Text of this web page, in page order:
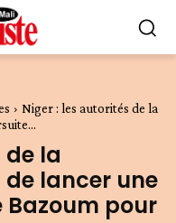
Niger : les autorités de la
de la
lancer une
pour